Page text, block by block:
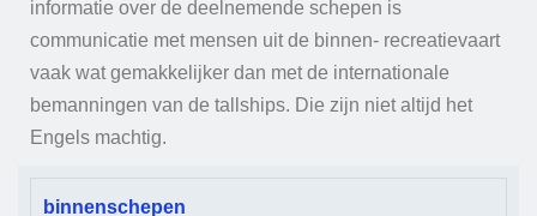
informatie over de deelnemende schepen is
communicatie met mensen uit de binnen- recreatievaart
vaak wat gemakkelijker dan met de internationale
bemanningen van de tallships. Die zijn niet altijd het
Engels machtig.
binnenschepen